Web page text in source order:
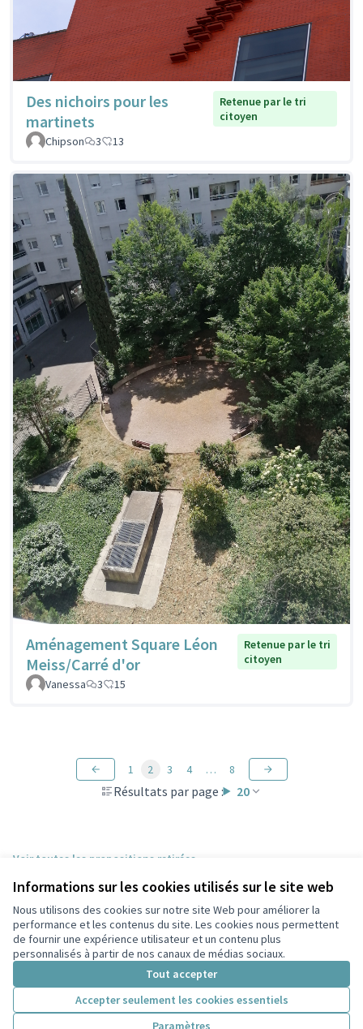
Informations sur les cookies utilisés sur le site web
Nous utilisons des cookies sur notre site Web pour améliorer la
performance et les contenus du site. Les cookies nous permettent
de fournir une expérience utilisateur et un contenu plus
personnalisés à partir de nos canaux de médias sociaux.
Tout accepter
Accepter seulement les cookies essentiels
Paramètres
Des nichoirs pour les
martinets
Retenue par le tri
citoyen
Chipson
3 13
Aménagement Square Léon
Meiss/Carré d'or
Retenue par le tri
citoyen
Vanessa
3 15
Résultats par page : 20
1 2 3 4 … 8
Voir toutes les propositions retirées
Conditions d'utilisation
Paramètres des cookies
Participez Villeurbanne sur X
(Lien externe)
Participez Villeurbanne sur Facebook
Participez Villeurbanne sur Instagram
Participez Villeurbanne sur YouTube
(Lien externe)
Licence
(Lien